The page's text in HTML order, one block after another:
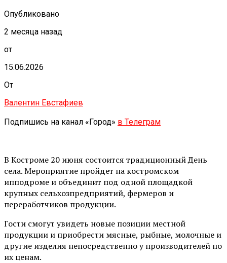
Опубликовано
2 месяца назад
от
15.06.2026
От
Валентин Евстафиев
Подпишись на канал «Город» в Телеграм
В Костроме 20 июня состоится традиционный День
села. Мероприятие пройдет на костромском
ипподроме и объединит под одной площадкой
крупных сельхозпредприятий, фермеров и
переработчиков продукции.
Гости смогут увидеть новые позиции местной
продукции и приобрести мясные, рыбные, молочные и
другие изделия непосредственно у производителей по
их ценам.